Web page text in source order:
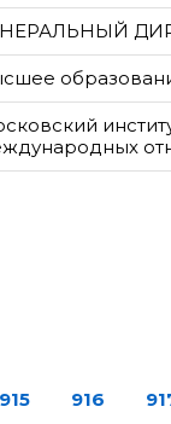
915 916